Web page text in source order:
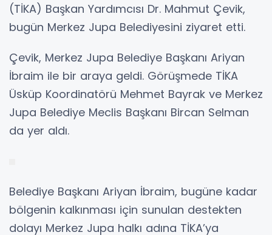
(TİKA) Başkan Yardımcısı Dr. Mahmut Çevik,
bugün Merkez Jupa Belediyesini ziyaret etti.
Çevik, Merkez Jupa Belediye Başkanı Ariyan
İbraim ile bir araya geldi. Görüşmede TİKA
Üsküp Koordinatörü Mehmet Bayrak ve Merkez
Jupa Belediye Meclis Başkanı Bircan Selman
da yer aldı.
Belediye Başkanı Ariyan İbraim, bugüne kadar
bölgenin kalkınması için sunulan destekten
dolayı Merkez Jupa halkı adına TİKA’ya